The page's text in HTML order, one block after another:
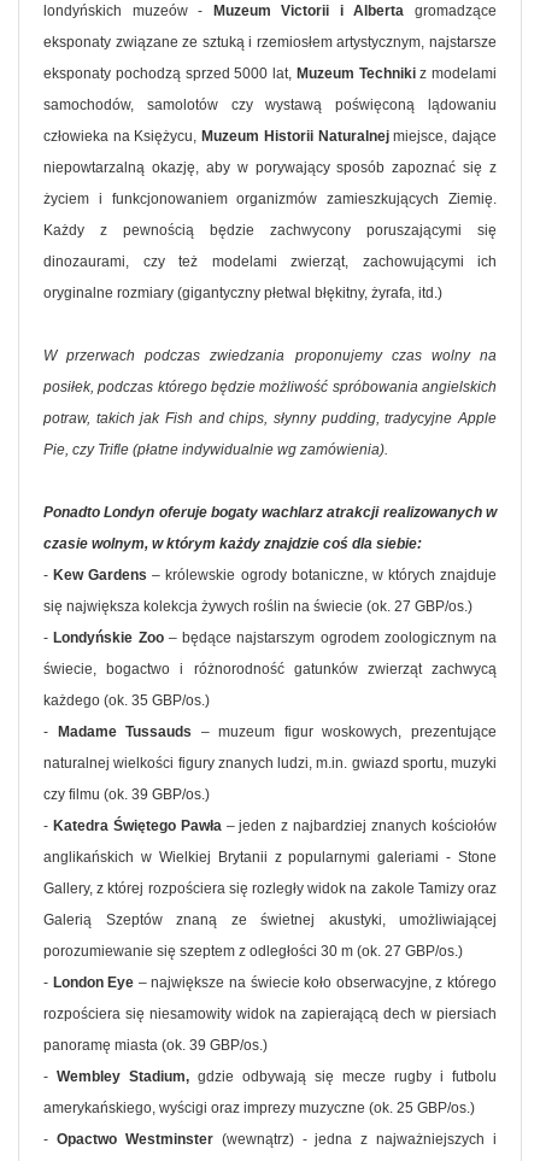
londyńskich muzeów - Muzeum Victorii i Alberta gromadzące
eksponaty związane ze sztuką i rzemiosłem artystycznym, najstarsze
eksponaty pochodzą sprzed 5000 lat, Muzeum Technikiz modelami
samochodów, samolotów czy wystawą poświęconą lądowaniu
człowieka na Księżycu, Muzeum Historii Naturalnejmiejsce, dające
niepowtarzalną okazję, aby w porywający sposób zapoznać się z
życiem i funkcjonowaniem organizmów zamieszkujących Ziemię.
Każdy z pewnością będzie zachwycony poruszającymi się
dinozaurami, czy też modelami zwierząt, zachowującymi ich
oryginalne rozmiary (gigantyczny płetwal błękitny, żyrafa, itd.)
W przerwach podczas zwiedzania proponujemy czas wolny na
posiłek, podczas którego będzie możliwość spróbowania angielskich
potraw, takich jak Fish and chips, słynny pudding, tradycyjne Apple
Pie, czy Trifle (płatne indywidualnie wg zamówienia).
Ponadto Londyn oferuje bogaty wachlarz atrakcji realizowanych w
czasie wolnym, w którym każdy znajdzie coś dla siebie:
- Kew Gardens– królewskie ogrody botaniczne, w których znajduje
się największa kolekcja żywych roślin na świecie (ok. 27 GBP/os.)
- Londyńskie Zoo– będące najstarszym ogrodem zoologicznym na
świecie, bogactwo i różnorodność gatunków zwierząt zachwycą
każdego (ok. 35 GBP/os.)
-
Madame Tussauds – muzeum figur woskowych, prezentujące
naturalnej wielkości figury znanych ludzi, m.in. gwiazd sportu, muzyki
czy filmu (ok. 39 GBP/os.)
- Katedra Świętego Pawła – jeden z najbardziej znanych kościołów
anglikańskich w Wielkiej Brytanii z popularnymi galeriami - Stone
Gallery, z której rozpościera się rozległy widok na zakole Tamizy oraz
Galerią Szeptów znaną ze świetnej akustyki, umożliwiającej
porozumiewanie się szeptem z odległości 30 m (ok. 27 GBP/os.)
- London Eye – największe na świecie koło obserwacyjne, z którego
rozpościera się niesamowity widok na zapierającą dech w piersiach
panoramę miasta (ok. 39 GBP/os.)
- Wembley Stadium, gdzie odbywają się mecze rugby i futbolu
amerykańskiego, wyścigi oraz imprezy muzyczne (ok. 25 GBP/os.)
- Opactwo Westminster(wewnątrz) - jedna z najważniejszych i